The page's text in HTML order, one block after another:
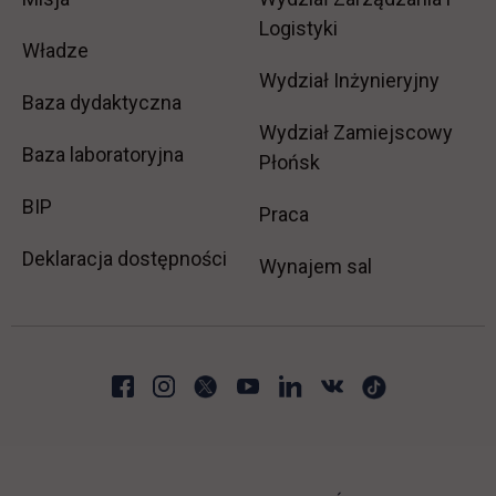
Władze
Baza dydaktyczna
Baza laboratoryjna
BIP link otwiera się w nowej karcie
Deklaracja dostępności
Logistyki
Wydział Inżynieryjny
Wydział Zamiejscowy
Płońsk
Praca
Wynajem sal